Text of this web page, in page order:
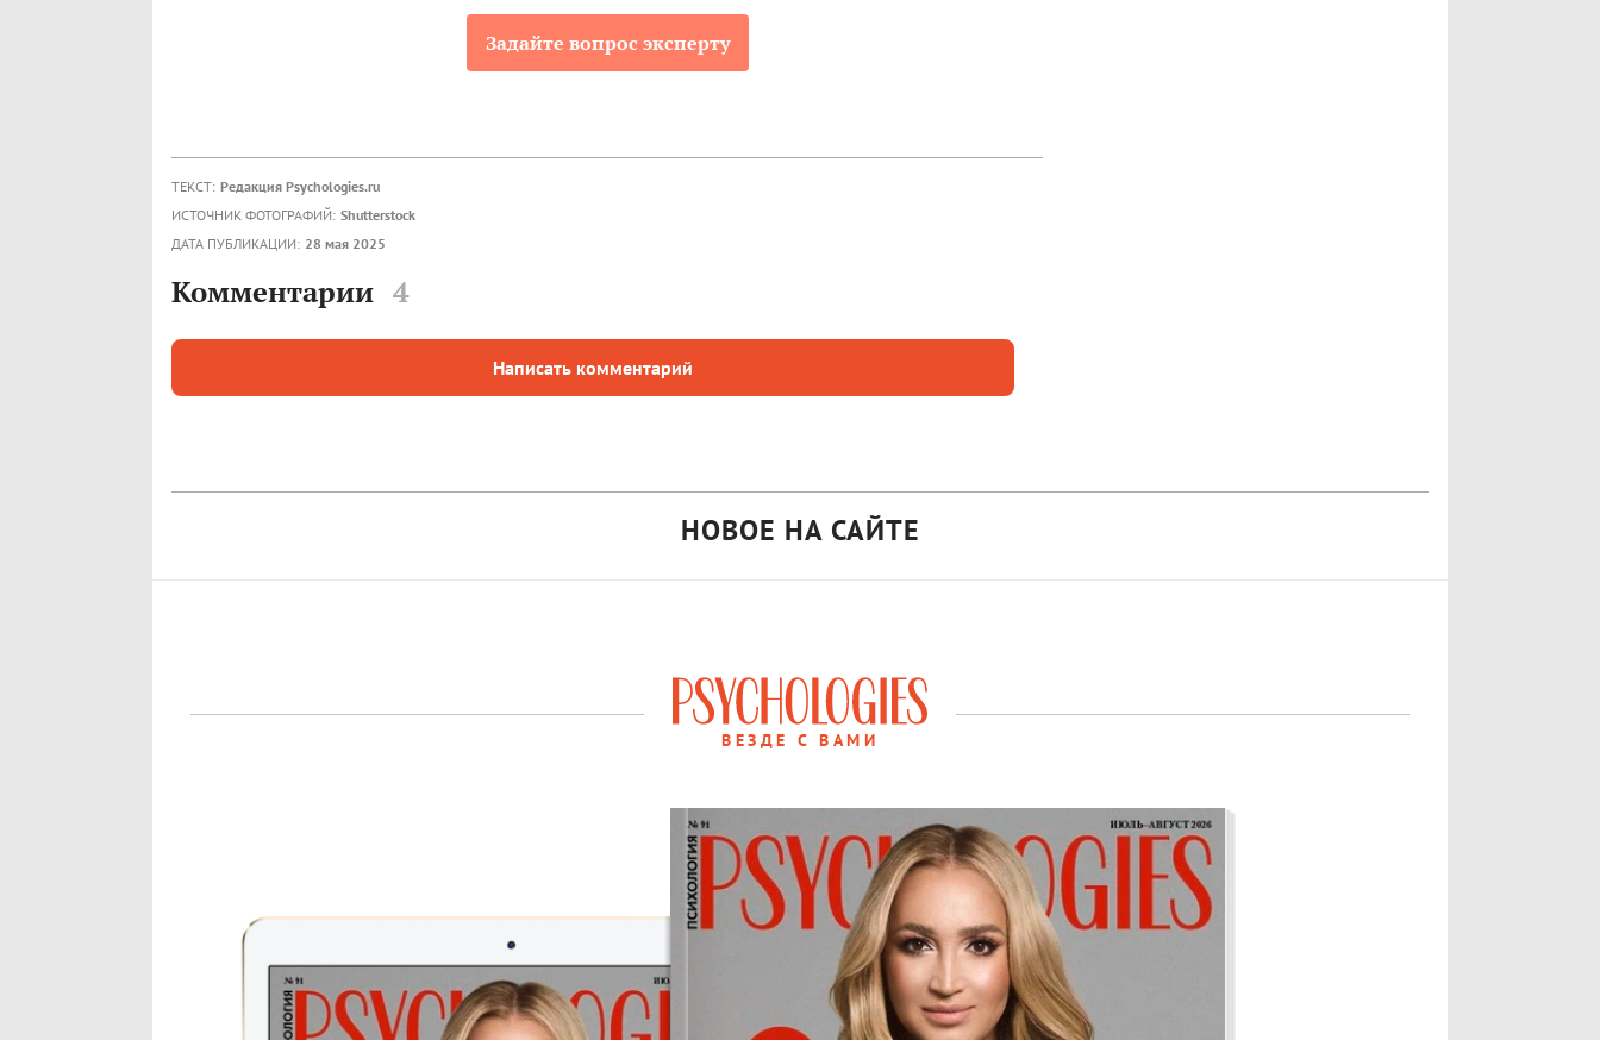
Задайте вопрос эксперту
ТЕКСТ: Редакция Psychologies.ru
ИСТОЧНИК ФОТОГРАФИЙ: Shutterstock
ДАТА ПУБЛИКАЦИИ: 28 мая 2025
Комментарии 4
Написать комментарий
НОВОЕ НА САЙТЕ
ВЕЗДЕ С ВАМИ